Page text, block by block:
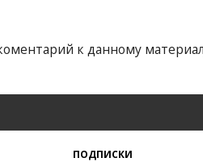
к данному
ПОДПИСКИ